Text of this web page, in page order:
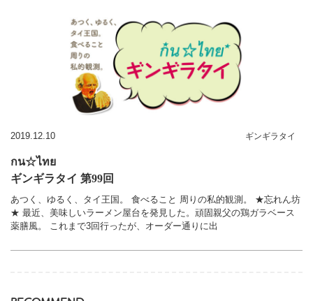
2019.12.10 ギンギラタイ
กน☆ไทย
ギンギラタイ 第99回
あつく、ゆるく、タイ王国。 食べること 周りの私的観測。 ★忘れん坊
★ 最近、美味しいラーメン屋台を発見した。頑固親父の鶏ガラベース
薬膳風。 これまで3回行ったが、オーダー通りに出